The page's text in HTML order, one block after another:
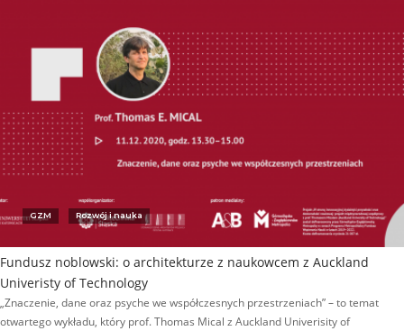
GZM Rozwój i nauka
Fundusz noblowski: o architekturze z naukowcem z Auckland
Univeristy of Technology
„Znaczenie, dane oraz psyche we współczesnych przestrzeniach” – to temat
otwartego wykładu, który prof. Thomas Mical z Auckland Univerisity of